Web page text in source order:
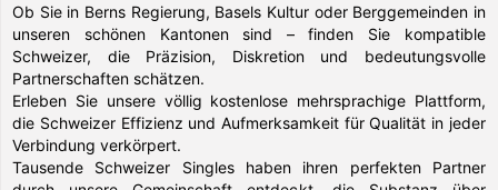
Ob Sie in Berns Regierung, Basels Kultur oder Berggemeinden in
unseren schönen Kantonen sind – finden Sie kompatible
Schweizer, die Präzision, Diskretion und bedeutungsvolle
Partnerschaften schätzen.
Erleben Sie unsere völlig kostenlose mehrsprachige Plattform,
die Schweizer Effizienz und Aufmerksamkeit für Qualität in jeder
Verbindung verkörpert.
Tausende Schweizer Singles haben ihren perfekten Partner